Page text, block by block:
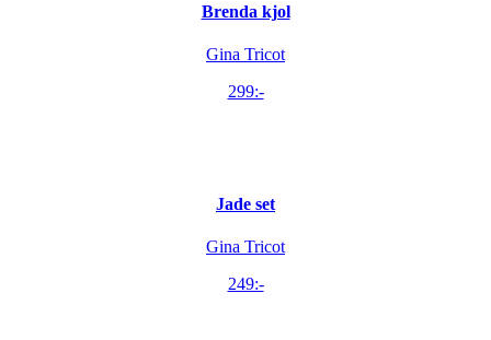
Brenda kjol
Gina Tricot
299:-
Jade set
Gina Tricot
249:-